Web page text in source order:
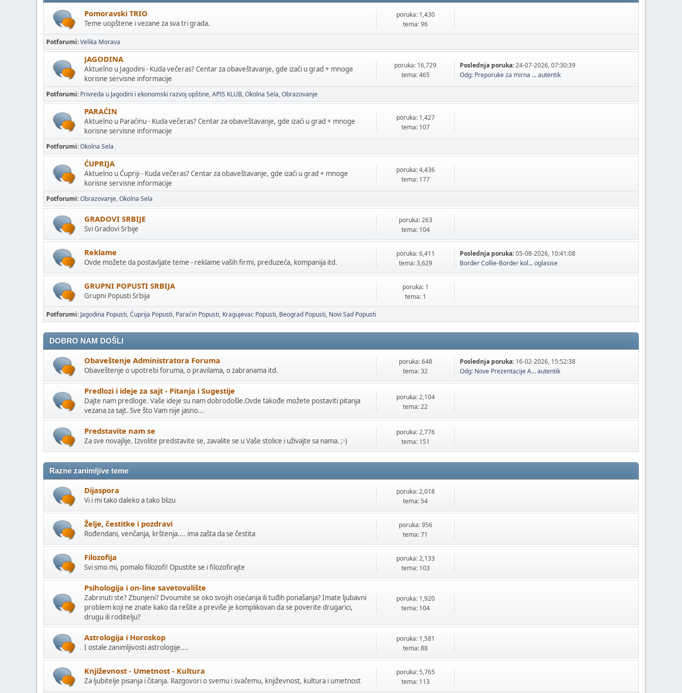
Pomoravski TRIO
Teme uopštene i vezane za sva tri grada.
poruka: 1,430
tema: 96
Potforumi Velika Morava
JAGODINA
Aktuelno u Jagodini - Kuda večeras? Centar za obaveštavanje, gde izaći u grad + mnoge
korisne servisne informacije
poruka: 16,729
tema: 465
Poslednja poruka:24-07-2026, 07:30:39
Odg: Preporuke za mirna ... autentik
Potforumi Privreda u Jagodini i ekonomski razvoj opštine APIS KLUB Okolna Sela Obrazovanje
PARAĆIN
Aktuelno u Paraćinu - Kuda večeras? Centar za obaveštavanje, gde izaći u grad + mnoge
korisne servisne informacije
poruka: 1,427
tema: 107
Potforumi Okolna Sela
ĆUPRIJA
Aktuelno u Ćupriji - Kuda večeras? Centar za obaveštavanje, gde izaći u grad + mnoge
korisne servisne informacije
poruka: 4,436
tema: 177
Potforumi Obrazovanje Okolna Sela
GRADOVI SRBIJE
Svi Gradovi Srbije
poruka: 263
tema: 104
Reklame
Ovde možete da postavljate teme - reklame vaših firmi, preduzeća, kompanija itd.
poruka: 6,411
tema: 3,629
Poslednja poruka:05-08-2026, 10:41:08
Border Collie-Border kol... oglasise
GRUPNI POPUSTI SRBIJA
Grupni Popusti Srbija
poruka: 1
tema: 1
Potforumi Jagodina Popusti Ćuprija Popusti Paraćin Popusti Kragujevac Popusti Beograd Popusti Novi Sad Popusti
DOBRO NAM DOŠLI
Obaveštenje Administratora Foruma
Obaveštenje o upotrebi foruma, o pravilama, o zabranama itd.
poruka: 648
tema: 32
Poslednja poruka: 16-02-2026, 15:52:38
Odg: Nove Prezentacije A... autentik
Predlozi i ideje za sajt - Pitanja i Sugestije
Dajte nam predloge. Vaše ideje su nam dobrodošle.Ovde takođe možete postaviti pitanja
vezana za sajt. Sve što Vam nije jasno...
poruka: 2,104
tema: 22
Predstavite nam se
Za sve novajlije. Izvolite predstavite se, zavalite se u Vaše stolice i uživajte sa nama. ;-)
poruka: 2,776
tema: 151
Razne zanimljive teme
Dijaspora
Vi i mi tako daleko a tako blizu
poruka: 2,018
tema: 54
Želje, čestitke i pozdravi
Rođendani, venčanja, krštenja.... ima zašta da se čestita
poruka: 956
tema: 71
Filozofija
Svi smo mi, pomalo filozofi! Opustite se i filozofirajte
poruka: 2,133
tema: 103
Psihologija i on-line savetovalište
Zabrinuti ste? Zbunjeni? Dvoumite se oko svojih osećanja ili tuđih ponašanja? Imate ljubavni
problem koji ne znate kako da rešite a previše je komplikovan da se poverite drugarici,
drugu ili roditelju?
poruka: 1,920
tema: 104
Astrologija i Horoskop
I ostale zanimljivosti astrologije....
poruka: 1,581
tema: 88
Književnost - Umetnost - Kultura
Za ljubitelje pisanja i čitanja. Razgovori o svemu i svačemu, književnost, kultura i umetnost
poruka: 5,765
tema: 113